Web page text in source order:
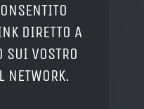
DIRETTO A
SUI VOSTRO
NETWORK.